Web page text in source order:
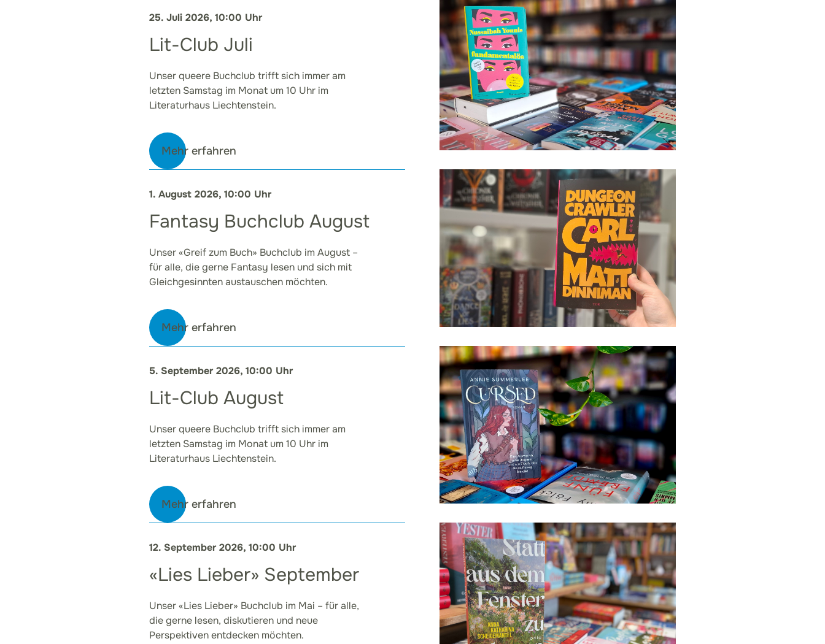
25. Juli 2026, 10:00 Uhr
Lit-Club Juli
Unser queere Buchclub trifft sich immer am
letzten Samstag im Monat um 10 Uhr im
Literaturhaus Liechtenstein.
Mehr erfahren
1. August 2026, 10:00 Uhr
Fantasy Buchclub August
Unser «Greif zum Buch» Buchclub im August –
für alle, die gerne Fantasy lesen und sich mit
Gleichgesinnten austauschen möchten.
Mehr erfahren
5. September 2026, 10:00 Uhr
Lit-Club August
Unser queere Buchclub trifft sich immer am
letzten Samstag im Monat um 10 Uhr im
Literaturhaus Liechtenstein.
Mehr erfahren
12. September 2026, 10:00 Uhr
«Lies Lieber» September
Unser «Lies Lieber» Buchclub im Mai – für alle,
die gerne lesen, diskutieren und neue
Perspektiven entdecken möchten.